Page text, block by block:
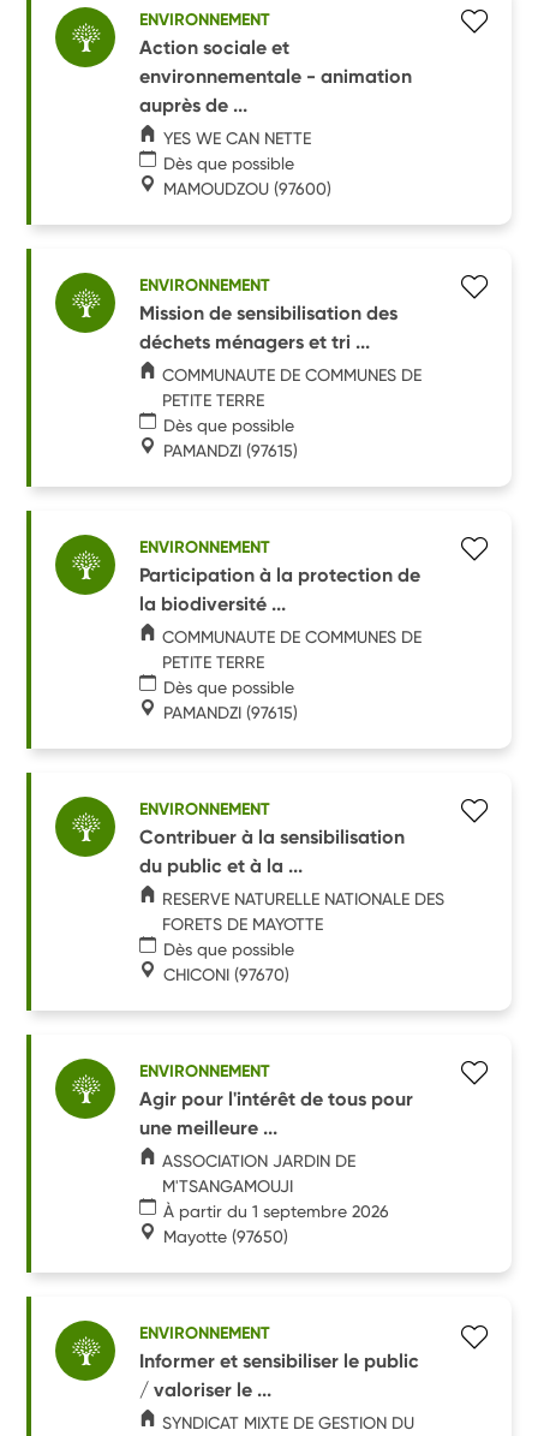
ENVIRONNEMENT
Action sociale et
environnementale - animation
auprès de ...
YES WE CAN NETTE
Dès que possible
MAMOUDZOU (97600)
ENVIRONNEMENT
Mission de sensibilisation des
déchets ménagers et tri ...
COMMUNAUTE DE COMMUNES DE
PETITE TERRE
Dès que possible
PAMANDZI (97615)
ENVIRONNEMENT
Participation à la protection de
la biodiversité ...
COMMUNAUTE DE COMMUNES DE
PETITE TERRE
Dès que possible
PAMANDZI (97615)
ENVIRONNEMENT
Contribuer à la sensibilisation
du public et à la ...
RESERVE NATURELLE NATIONALE DES
FORETS DE MAYOTTE
Dès que possible
CHICONI (97670)
ENVIRONNEMENT
Agir pour l'intérêt de tous pour
une meilleure ...
ASSOCIATION JARDIN DE
M'TSANGAMOUJI
À partir du 1 septembre 2026
Mayotte (97650)
ENVIRONNEMENT
Informer et sensibiliser le public
/ valoriser le ...
SYNDICAT MIXTE DE GESTION DU